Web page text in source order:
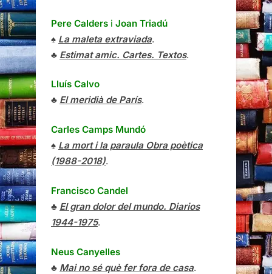
Pere Calders i Joan Triadú
♠ La maleta extraviada.
♣ Estimat amic. Cartes. Textos.
Lluís Calvo
♣ El meridià de París.
Carles Camps Mundó
♠ La mort i la paraula Obra poètica
(1988-2018).
Francisco Candel
♣ El gran dolor del mundo. Diarios
1944-1975.
Neus Canyelles
♣ Mai no sé què fer fora de casa.